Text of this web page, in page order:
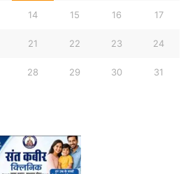
14 15 16 17
21 22 23 24
28 29 30 31